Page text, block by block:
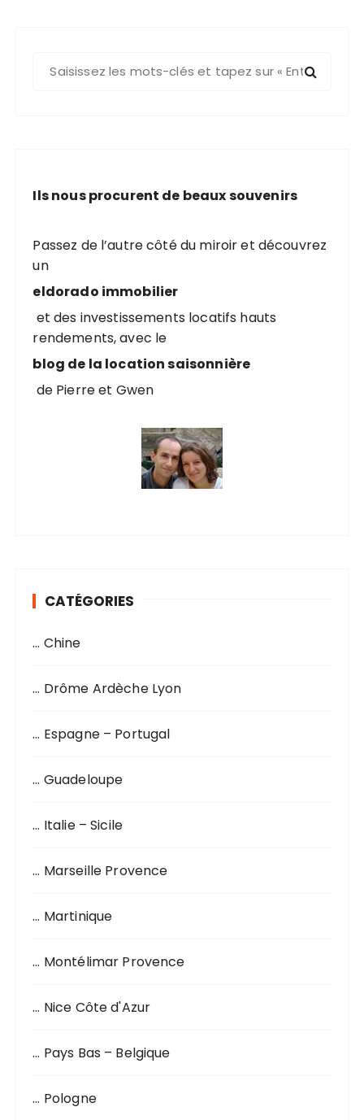
h
p
o
u
:
Ils nous procurent de beaux souvenirs
Passez de l’autre côté du miroir et découvrez
un
eldorado immobilier
et des investissements locatifs hauts
rendements, avec le
blog de la location saisonnière
de Pierre et Gwen
CATÉGORIES
… Chine
… Drôme Ardèche Lyon
… Espagne – Portugal
… Guadeloupe
… Italie – Sicile
… Marseille Provence
… Martinique
… Montélimar Provence
… Nice Côte d'Azur
… Pays Bas – Belgique
… Pologne